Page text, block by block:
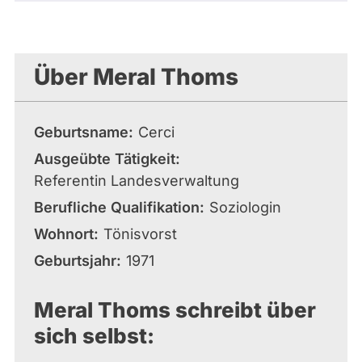
Über Meral Thoms
Geburtsname
Cerci
Ausgeübte Tätigkeit
Referentin Landesverwaltung
Berufliche Qualifikation
Soziologin
Wohnort Tönisvorst
Geburtsjahr 1971
Meral Thoms schreibt über
sich selbst: